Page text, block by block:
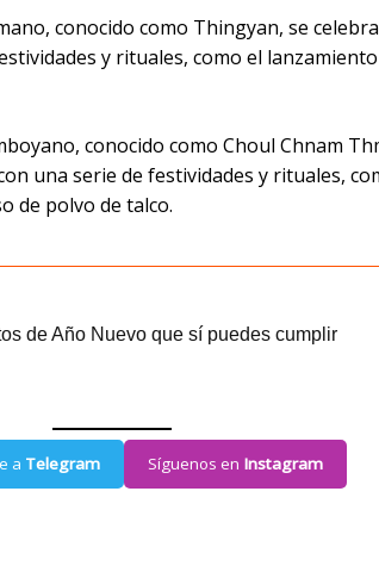
conocido como Thingyan, se
y rituales, como el
conocido como Choul Chnam
una serie de festividades y rituales,
de polvo de talco.
a Telegram Síguenos en Instagram